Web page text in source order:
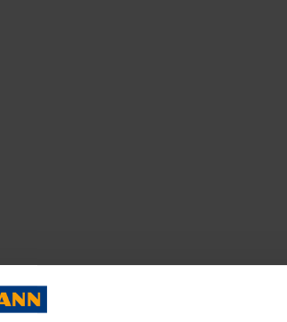
och rådgivning